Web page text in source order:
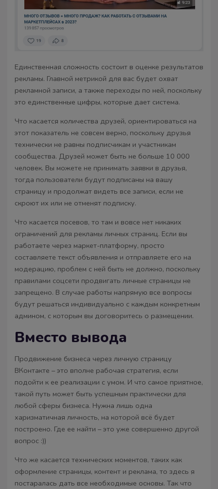
Единственная сложность состоит в оценке результатов
рекламы. Главной метрикой для вас будет охват
рекламной записи, а также переходы по ней, поскольку
это единственные цифры, которые дает система.
Что касается количества друзей, ориентироваться на
этот показатель не совсем верно, поскольку друзья
технически не равны подписчикам и участникам
сообщества. Друзей может быть не больше 10 000
человек. Вы можете не принимать заявки в друзья,
тогда пользователи будут подписаны на вашу
страницу и продолжат видеть все записи, если не
скроют их или не отменят подписку.
Что касается посевов, то там и вовсе нет никаких
ограничений для рекламы личных страниц. Если вы
работаете через маркет-платформу, просто
составляете текст объявления и отправляете его на
модерацию, проблем с ней быть не должно, поскольку
правилами соцсети продвигать личные страницы не
запрещено. В случае работы напрямую все вопросы
будут решаться индивидуально с каждым конкретным
админом, с которым вы договоритесь о размещении.
Вместо вывода
Продвижение бизнеса через личную страницу
ВКонтакте – это вполне рабочая стратегия, если
подойти к ее реализации с умом. И что самое приятное,
такой путь может быть успешным практически для
любой сферы бизнеса. Нужна лишь одна
харизматичная личность, на которой всё будет
построено. Где ее найти – это уже совершенно другой
вопрос :))
Что же касается технических моментов, таких как
оформление страницы, контент и реклама, то здесь я
постаралась дать все необходимые основы. Так что